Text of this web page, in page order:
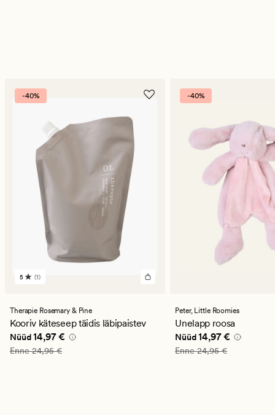
-40%
1
hinnanguga
5
5 (1)
Therapie Rosemary & Pine
Kooriv käteseep täidis läbipaistev
Nåværende pris_ee
Nüüd14,97 €
Vanlig pris_ee
Enne24,95 €
-40%
Peter, Little Roomies
Unelapp roosa
Nåværende pris_ee
Nüüd14,97 €
Vanlig pris_ee
Enne24,95 €